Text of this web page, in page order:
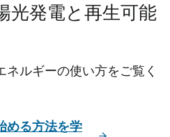
光発電と再生可能
ルギーの使い方をご覧く
める方法を学